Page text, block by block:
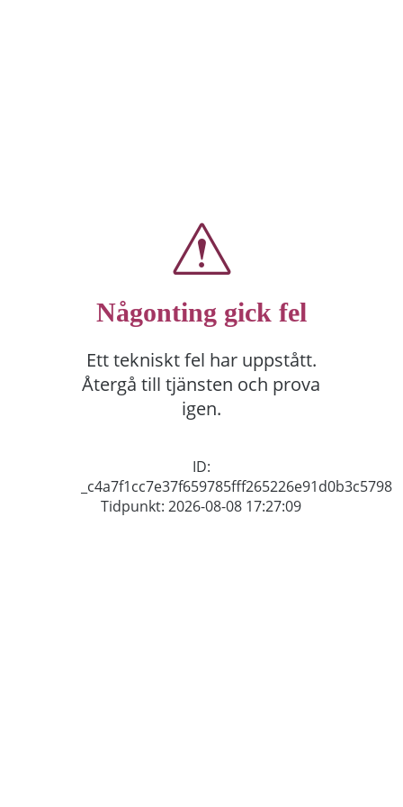
Någonting gick fel
Ett tekniskt fel har uppstått.
Återgå till tjänsten och prova
igen.
ID:
_c4a7f1cc7e37f659785fff265226e91d0b3c5798
Tidpunkt: 2026-08-08 17:27:09